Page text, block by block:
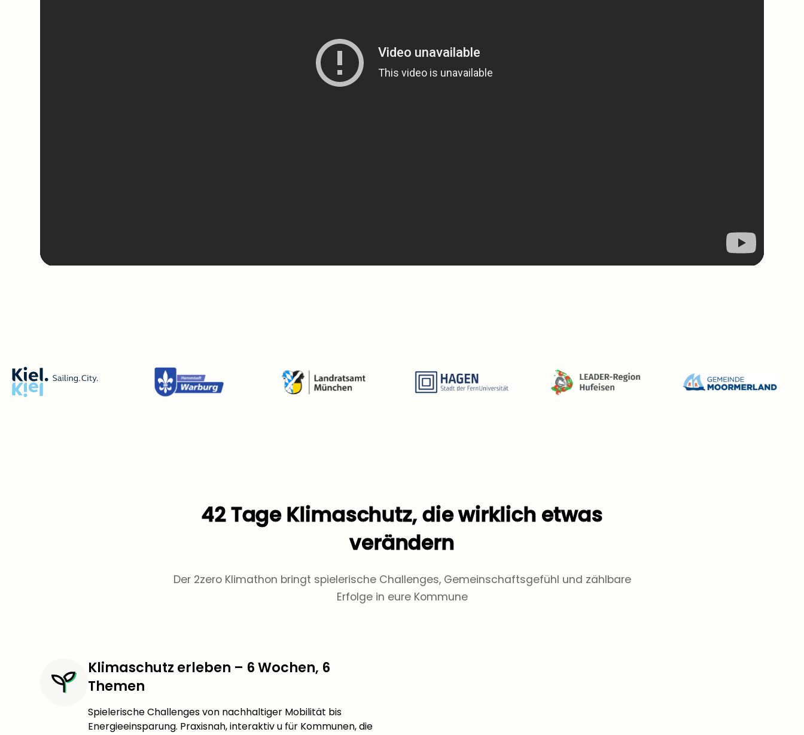
42 Tage Klimaschutz, die wirklich etwas
verändern
Der 2zero Klimathon bringt spielerische Challenges, Gemeinschaftsgefühl und zählbare
Erfolge in eure Kommune
Klimaschutz erleben – 6 Wochen, 6
Themen
Spielerische Challenges von nachhaltiger Mobilität bis
Energieeinsparung. Praxisnah, interaktiv u für Kommunen, die